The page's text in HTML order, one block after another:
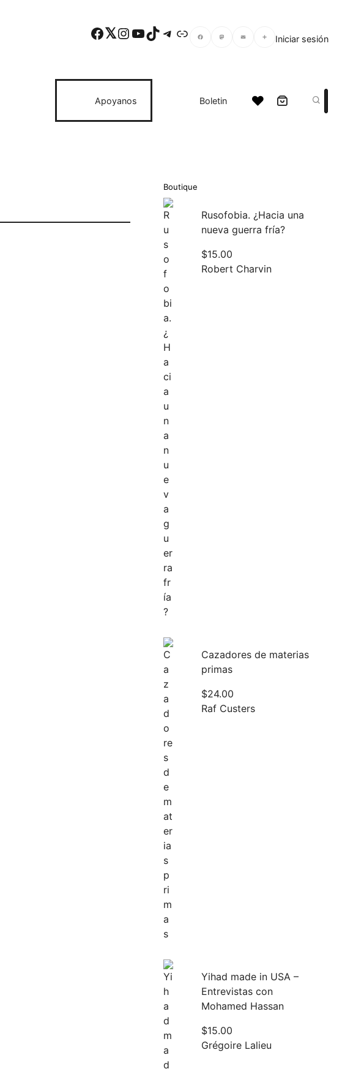
Facebook Twitter Instagram YouTube TikTok Telegram Enlace Iniciar sesión
Apoyanos Boletin
Boutique
Rusofobia. ¿Hacia una
nueva guerra fría?
$15.00
Robert Charvin
Cazadores de materias
primas
$24.00
Raf Custers
Yihad made in USA –
Entrevistas con
Mohamed Hassan
$15.00
Grégoire Lalieu